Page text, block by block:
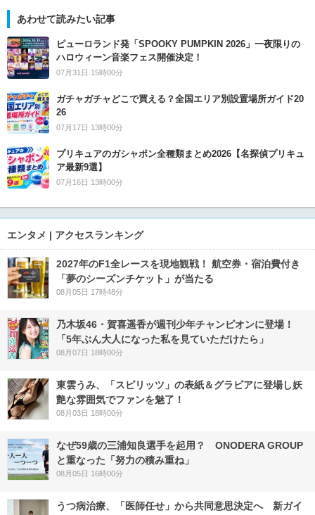
あわせて読みたい記事
ピューロランド発「SPOOKY PUMPKIN 2026」一夜限りの
ハロウィーン音楽フェス開催決定！
07月31日 15時00分
ガチャガチャどこで買える？全国エリア別設置場所ガイド20
26
07月17日 13時00分
プリキュアのガシャポン全種類まとめ2026【名探偵プリキュ
ア最新9選】
07月16日 13時00分
エンタメ | アクセスランキング
2027年のF1全レースを現地観戦！ 航空券・宿泊費付き
「夢のシーズンチケット」が当たる
08月05日 17時48分
乃木坂46・賀喜遥香が週刊少年チャンピオンに登場！
「5年ぶん大人になった私を見ていただけたら」
08月07日 18時00分
東雲うみ、「スピリッツ」の表紙＆グラビアに登場し妖
艶な雰囲気でファンを魅了！
08月03日 18時00分
なぜ59歳の三浦知良選手を起用？ ONODERA GROUP
と重なった「努力の積み重ね」
08月05日 16時00分
うつ病治療、「医師任せ」から共同意思決定へ 新ガイ